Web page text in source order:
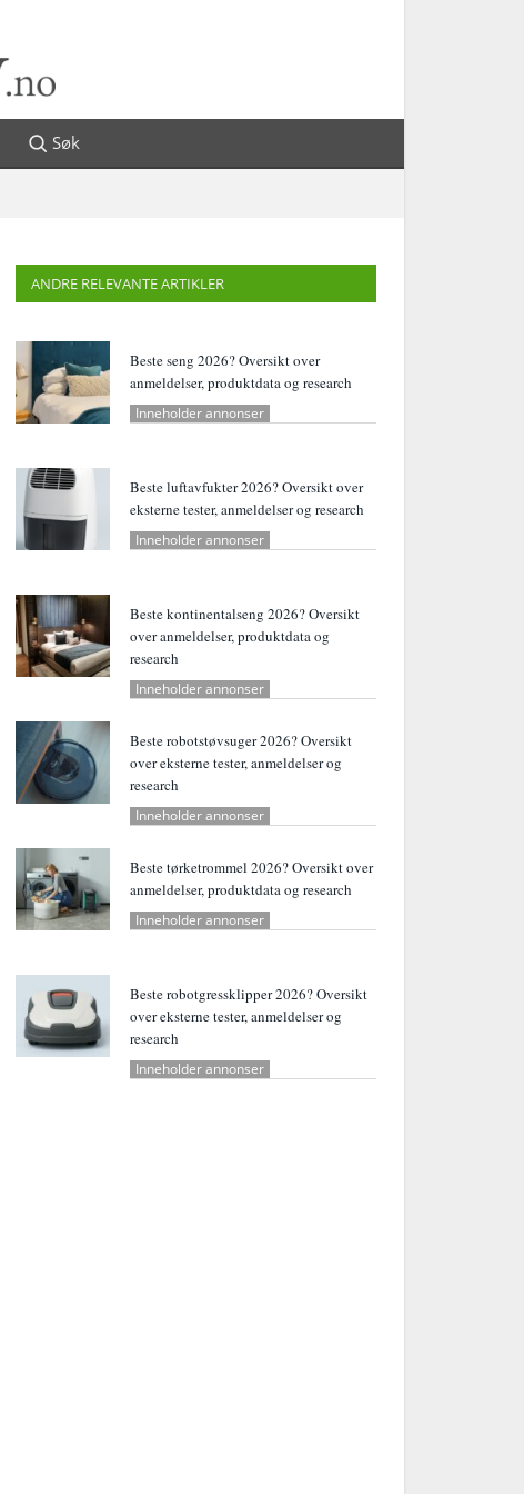
Søk
ANDRE RELEVANTE ARTIKLER
Beste seng 2026? Oversikt over
anmeldelser, produktdata og research
Inneholder annonser
Beste luftavfukter 2026? Oversikt over
eksterne tester, anmeldelser og research
Inneholder annonser
Beste kontinentalseng 2026? Oversikt
over anmeldelser, produktdata og
research
Inneholder annonser
Beste robotstøvsuger 2026? Oversikt
over eksterne tester, anmeldelser og
research
Inneholder annonser
Beste tørketrommel 2026? Oversikt over
anmeldelser, produktdata og research
Inneholder annonser
Beste robotgressklipper 2026? Oversikt
over eksterne tester, anmeldelser og
research
Inneholder annonser